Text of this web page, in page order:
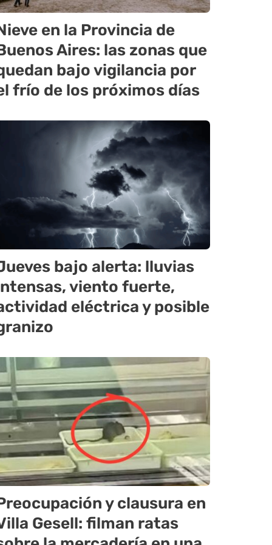
en la Provincia de
Aires: las zonas que
bajo vigilancia por
frío de los próximos días
bajo alerta: lluvias
viento fuerte,
eléctrica y posible
y clausura en
Gesell: filman ratas